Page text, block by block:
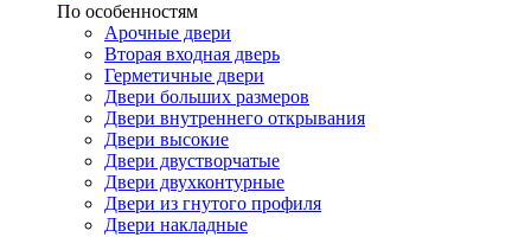
По особенностям
Арочные двери
Вторая входная дверь
Герметичные двери
Двери больших размеров
Двери внутреннего открывания
Двери высокие
Двери двустворчатые
Двери двухконтурные
Двери из гнутого профиля
Двери накладные